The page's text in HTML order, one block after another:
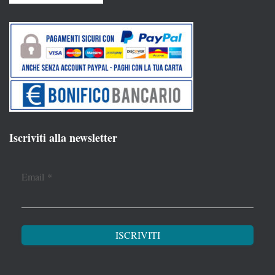
Iscriviti alla newsletter
Email *